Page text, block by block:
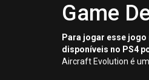
Game
Para jogar esse
disponíveis no PS4
Aircraft Evolution é